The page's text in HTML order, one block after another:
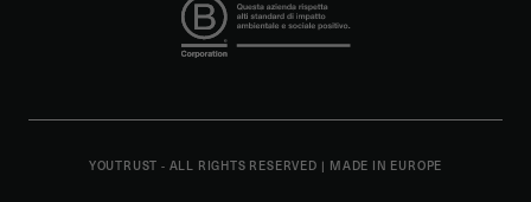
YOUTRUST - ALL RIGHTS RESERVED | MADE IN EUROPE